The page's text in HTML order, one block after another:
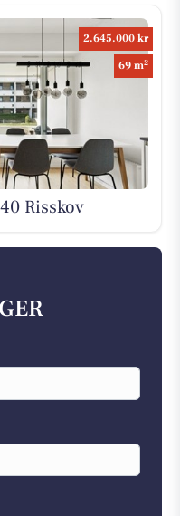
2.645.000 kr
69 m2
Risskov